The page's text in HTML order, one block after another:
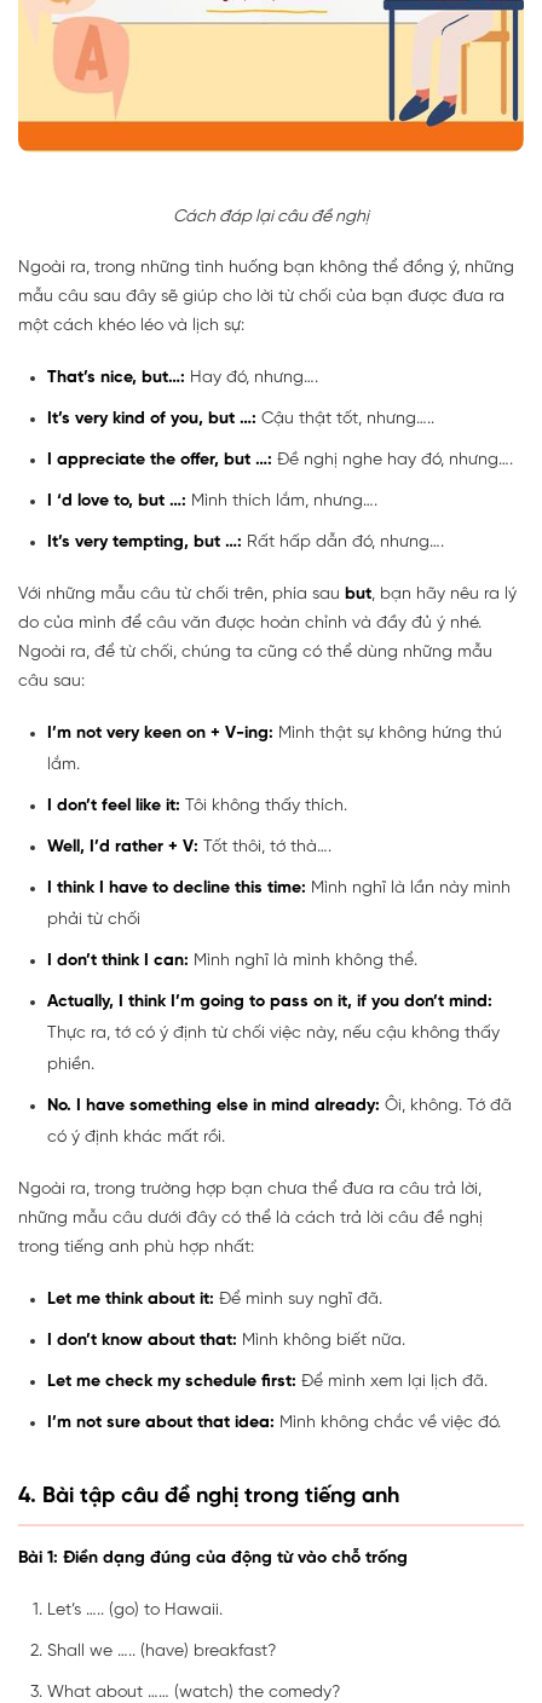
Cách đáp lại câu đề nghị
Ngoài ra, trong những tình huống bạn không thể đồng ý, những
mẫu câu sau đây sẽ giúp cho lời từ chối của bạn được đưa ra
một cách khéo léo và lịch sự:
That’s nice, but…: Hay đó, nhưng….
It’s very kind of you, but …: Cậu thật tốt, nhưng…..
I appreciate the offer, but …: Đề nghị nghe hay đó, nhưng….
I ‘d love to, but …: Mình thích lắm, nhưng….
It’s very tempting, but …: Rất hấp dẫn đó, nhưng….
Với những mẫu câu từ chối trên, phía sau but, bạn hãy nêu ra lý
do của mình để câu văn được hoàn chỉnh và đầy đủ ý nhé.
Ngoài ra, để từ chối, chúng ta cũng có thể dùng những mẫu
câu sau:
I’m not very keen on + V-ing: Mình thật sự không hứng thú
lắm.
I don’t feel like it: Tôi không thấy thích.
Well, I’d rather + V: Tốt thôi, tớ thà….
I think I have to decline this time: Mình nghĩ là lần này mình
phải từ chối
I don’t think I can: Mình nghĩ là mình không thể.
Actually, I think I’m going to pass on it, if you don’t mind:
Thực ra, tớ có ý định từ chối việc này, nếu cậu không thấy
phiền.
No. I have something else in mind already: Ôi, không. Tớ đã
có ý định khác mất rồi.
Ngoài ra, trong trường hợp bạn chưa thể đưa ra câu trả lời,
những mẫu câu dưới đây có thể là cách trả lời câu đề nghị
trong tiếng anh phù hợp nhất:
Let me think about it: Để mình suy nghĩ đã.
I don’t know about that: Mình không biết nữa.
Let me check my schedule first: Để mình xem lại lịch đã.
I’m not sure about that idea: Mình không chắc về việc đó.
4. Bài tập câu đề nghị trong tiếng anh
Bài 1: Điền dạng đúng của động từ vào chỗ trống
Let’s ….. (go) to Hawaii.
Shall we ….. (have) breakfast?
What about …… (watch) the comedy?